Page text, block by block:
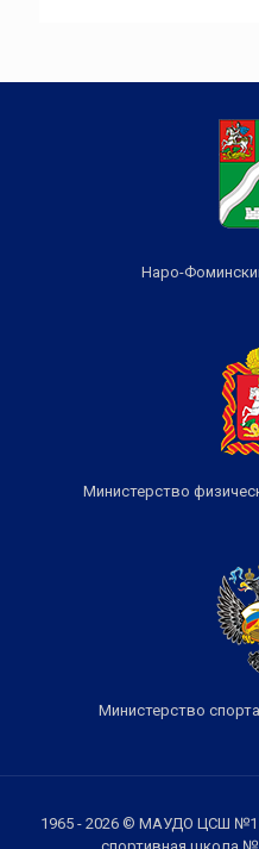
Наро-
Министерство
Министерство
1965 - 2026 © МАУДО ЦСШ №1